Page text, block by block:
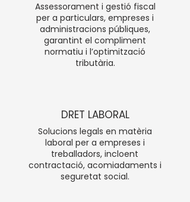
Assessorament i gestió fiscal
per a particulars, empreses i
administracions públiques,
garantint el compliment
normatiu i l’optimització
tributària.
DRET LABORAL
Solucions legals en matèria
laboral per a empreses i
treballadors, incloent
contractació, acomiadaments i
seguretat social.